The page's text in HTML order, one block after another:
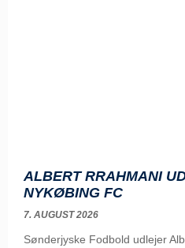
ALBERT RRAHMANI
NYKØBING FC
7. AUGUST 2026
Sønderjyske Fodbold udlejer